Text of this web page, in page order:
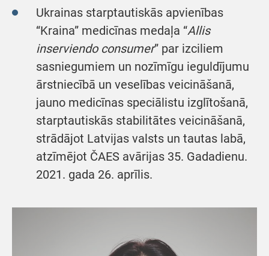
Ukrainas starptautiskās apvienības
“Kraina” medicīnas medaļa “Allis
inserviendo consumer” par izciliem
sasniegumiem un nozīmīgu ieguldījumu
ārstniecībā un veselības veicināšanā,
jauno medicīnas speciālistu izglītošanā,
starptautiskās stabilitātes veicināšanā,
strādājot Latvijas valsts un tautas labā,
atzīmējot ČAES avārijas 35. Gadadienu.
2021. gada 26. aprīlis.